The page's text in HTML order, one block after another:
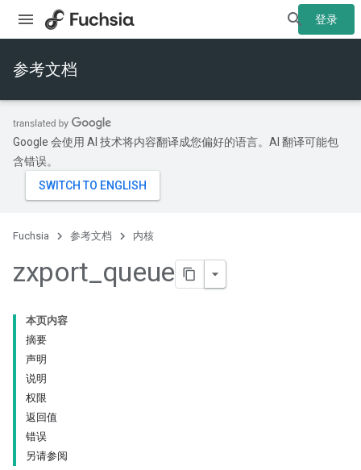
登录
参考文档
Google 会使用 AI 技术将内容翻译成您偏好的语言。AI 翻译可能包
含错误。
Fuchsia 参考文档 内核
zxport_queue
本页内容
摘要
声明
说明
权限
返回值
错误
另请参阅